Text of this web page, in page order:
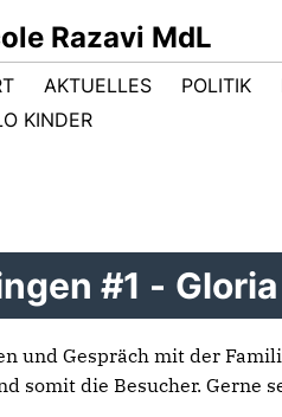
Razavi MdL
AKTUELLES POLITIK
KINDER
#1 -
und Gespräch mit der
somit die Besucher.